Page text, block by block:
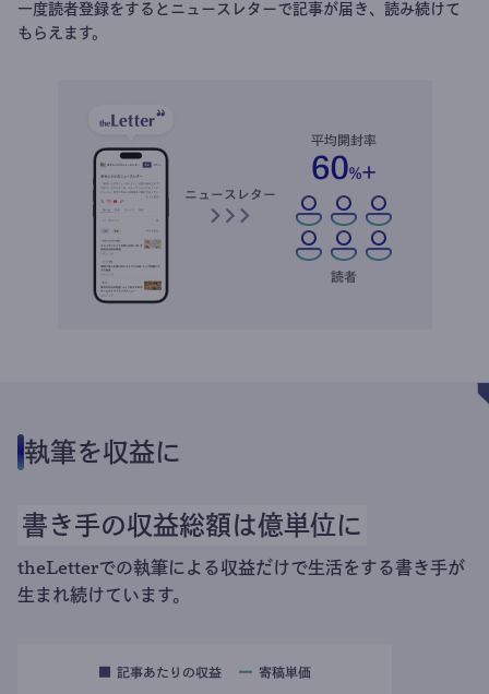
一度読者登録をするとニュースレターで記事が届き、読み続けて
もらえます。
執筆を収益に
書き手の収益総額は億単位に
theLetterでの執筆による収益だけで生活をする書き手が
生まれ続けています。